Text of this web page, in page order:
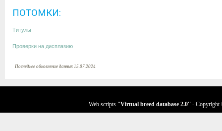
ПОТОМКИ:
Титулы
Проверки на дисплазию
Последнее обновление данных 15.07.2024
Web scripts ''Virtual breed database 2.0'' - Copyright